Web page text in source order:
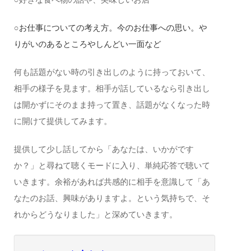
○お仕事についての考え方。今のお仕事への思い。や
りがいのあるところやしんどい一面など
何も話題がない時の引き出しのように持っておいて、
相手の様子を見ます。相手が話しているなら引き出し
は開かずにそのまま持って置き、話題がなくなった時
に開けて提供してみます。
提供して少し話してから「あなたは、いかがです
か？」と尋ねて聴くモードに入り、単純応答で聴いて
いきます。余裕があれば共感的に相手を意識して「あ
なたのお話、興味がありますよ。という気持ちで、そ
れからどうなりました」と深めていきます。